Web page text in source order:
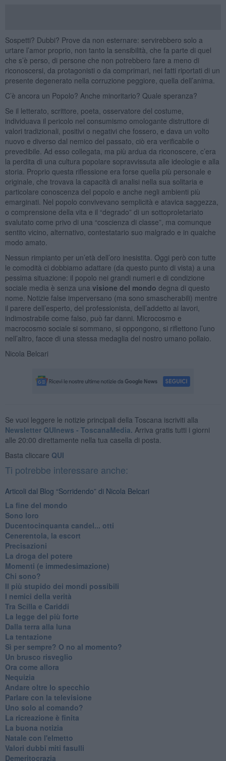
Sospetti? Dubbi? Prove da non esternare: servirebbero solo a
urtare l’amor proprio, non tanto la sensibilità, che fa parte di quel
che s’è perso, di persone che non potrebbero fare a meno di
riconoscersi, da protagonisti o da comprimari, nei fatti riportati di un
presente degenerato nella corruzione peggiore, quella dell’anima.
C’è ancora un Popolo? Anche minoritario? Quale speranza?
Se il letterato, scrittore, poeta, osservatore del costume,
individuava il pericolo nel consumismo omologante distruttore di
valori tradizionali, positivi o negativi che fossero, e dava un volto
nuovo e diverso dal nemico del passato, ciò era verificabile o
prevedibile. Ad esso collegata, ma più ardua da riconoscere, c’era
la perdita di una cultura popolare sopravvissuta alle ideologie e alla
storia. Proprio questa riflessione era forse quella più personale e
originale, che trovava la capacità di analisi nella sua solitaria e
particolare conoscenza del popolo e anche negli ambienti più
emarginati. Nel popolo convivevano semplicità e atavica saggezza,
o comprensione della vita e il “degrado” di un sottoproletariato
svalutato come privo di una “coscienza di classe”, ma comunque
sentito vicino, alternativo, contestatario suo malgrado e in qualche
modo amato.
Nessun rimpianto per un’età dell’oro inesistita. Oggi però con tutte
le comodità ci dobbiamo adattare (da questo punto di vista) a una
pessima situazione: il popolo nei grandi numeri e di condizione
sociale media è senza una visione del mondo degna di questo
nome. Notizie false imperversano (ma sono smascherabili) mentre
il parere dell’esperto, del professionista, dell’addetto ai lavori,
indimostrabile come falso, può far danni. Microcosmo e
macrocosmo sociale si sommano, si oppongono, si riflettono l’uno
nell’altro, facce di una stessa medaglia del nostro umano pollaio.
Nicola Belcari
Se vuoi leggere le notizie principali della Toscana iscriviti alla
Newsletter QUInews - ToscanaMedia. Arriva gratis tutti i giorni
alle 20:00 direttamente nella tua casella di posta.
Basta cliccare QUI
Ti potrebbe interessare anche:
Articoli dal Blog “Sorridendo” di Nicola Belcari
La fine del mondo
Sono loro
Ducentocinquanta candel... otti
Cenerentola, la escort
Precisazioni
La droga del potere
Momenti (e immedesimazione)
Chi sono?
Il più stupido dei mondi possibili
I nemici della verità
Tra Scilla e Cariddi
La legge del più forte
Dalla terra alla luna
La tentazione
​Sì per sempre? O no al momento?
Un brusco risveglio
Ora come allora
Nequizia
Andare oltre lo specchio
Parlare con la televisione
Uno solo al comando?
La ricreazione è finita
La buona notizia
Natale con l'elmetto
Valori dubbi miti fasulli
Demeritocrazia